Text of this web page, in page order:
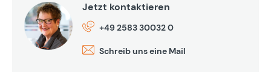
Jetzt kontaktieren
+49 2583 30032 0
Schreib uns eine Mail